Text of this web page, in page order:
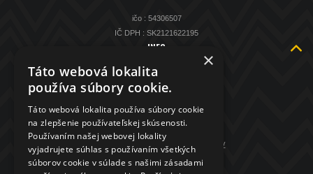
ičo : 54306507
IČ DPH : SK2121622195
INFO
O nás
Kontakt
KAMENNÁ PREDAJŇA
Spätný výkup striebra
Obchodné podmienky
GDPR - ochrana osobných údajov
KONTAKT
×
Táto webová lokalita
používa súbory cookie.
Táto webová lokalita používa súbory cookie
na zlepšenie používateľskej skúsenosti.
Používaním našej webovej lokality
vyjadrujete súhlas s používaním všetkých
súborov cookie v súlade s našimi zásadami